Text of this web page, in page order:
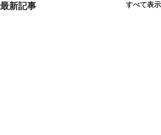
最新記事 すべて表示